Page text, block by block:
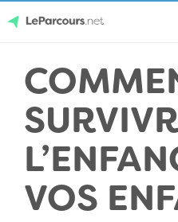
content
LeParcours.net
VOS